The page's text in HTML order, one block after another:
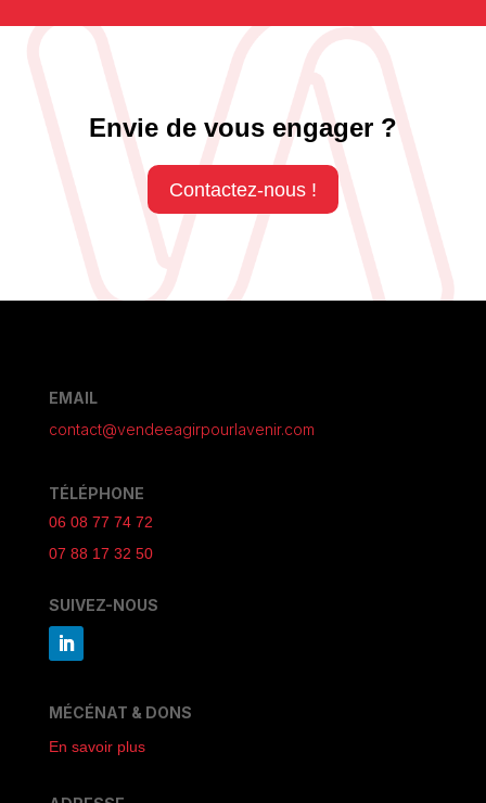
Envie de vous engager ?
Contactez-nous !
EMAIL
contact@vendeeagirpourlavenir.com
TÉLÉPHONE
06 08 77 74 72
07 88 17 32 50
SUIVEZ-NOUS
MÉCÉNAT & DONS
En savoir plus